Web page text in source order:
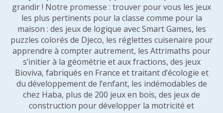
grandir ! Notre promesse : trouver pour vous les jeux
les plus pertinents pour la classe comme pour la
maison : des jeux de logique avec Smart Games, les
puzzles colorés de Djeco, les réglettes cuisenaire pour
apprendre à compter autrement, les Attrimaths pour
s’initier à la géométrie et aux fractions, des jeux
Bioviva, fabriqués en France et traitant d’écologie et
du développement de l’enfant, les indémodables de
chez Haba, plus de 200 jeux en bois, des jeux de
construction pour développer la motricité et